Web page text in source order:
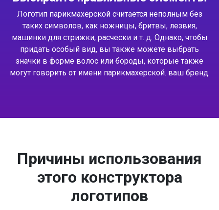
Логотип парикмахерской считается неполным без
таких символов, как ножницы, бритвы, лезвия,
машинки для стрижки, расчески и т. д. Однако, чтобы
придать особый вид, вы также можете выбрать
значки в форме волос или бороды, которые также
могут говорить от имени парикмахерской. ваш бренд.
Причины использования
этого конструктора
логотипов